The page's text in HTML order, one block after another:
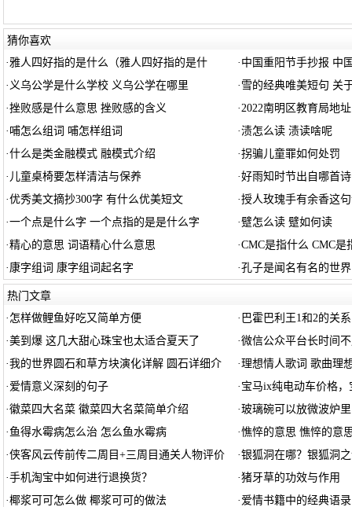
猜你喜欢
·雅人四好指的是什么（雅人四好指的是什 · 中国重阳节手抄报 中
· 义乌公学是什么学校 义乌公学在哪里 · 雪的经典唯美短句 关
·挫败感是什么意思 挫败感的含义 ·2022南明区教育局地
· 哺怎么组词 哺怎样组词 ·渍怎么读 渍读啥呢
·什么是类金融模式 融模式介绍 ·拐骗儿童罪如何处罚
· 儿童桌椅要怎样清洁与保养 ·好雨知时节出自哪首
·优秀美文摘抄300字 有什么优美短文 ·授人玫瑰手有余香这
·一个点是什么字 一个点指的是是什么字 ·躄怎么读 躄如何读
·精心的意思 词语精心什么意思 ·CMC是指什么 CMC是
· 康字组词 康字组词起名字 ·孔子是闻名有名的世
热门文章
· 怎样做鲤鱼好吃又简单方便 · 巴霍巴利王1和2的关系
·美到爆 这几大甜心珠宝也太适合夏天了 ·微信公众平台长时间
·我的世界圆石和草方块演化详解 圆石详细介 ·理想情人歌词 歌曲理
· 爱情意义深刻的句子 · 宝马ix纯电动车价格
·徽菜四大名菜 徽菜四大名菜简单介绍 ·玻璃碗可以放微波炉
· 鱼得水霉病怎么治 怎么鱼水霉病 ·憔悴的意思 憔悴的意
·侠客风云传前传二周目+三周目通关人物评价 ·银狐洞在哪？银狐洞
·手机淘宝中如何进行退换货？ ·猪牙草的功效与作用
·椰浆可可怎么做 椰浆可可的做法 · 爱情书籍中的经典语录